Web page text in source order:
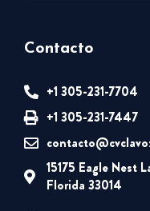
Contacto
+1 305-231-7704
+1 305-231-7447
15175 Eagle Nest
Florida 33014